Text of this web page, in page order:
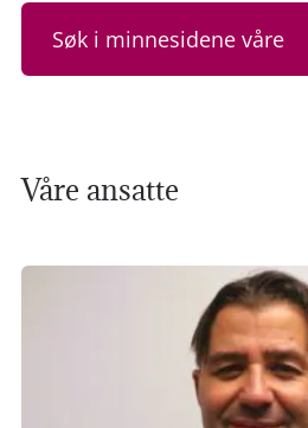
Søk i minnesidene våre
Våre ansatte